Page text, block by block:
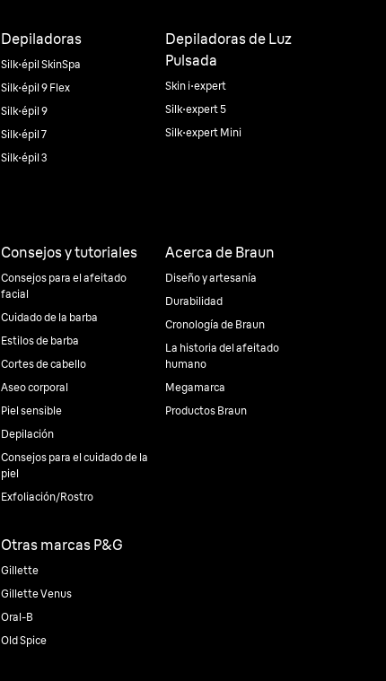
Depiladoras
Silk·épil SkinSpa
Silk·épil 9 Flex
Silk·épil 9
Silk·épil 7
Silk·épil 3
Depiladoras de Luz
Pulsada
Skin i·expert
Silk·expert 5
Silk·expert Mini
Consejos y tutoriales
Consejos para el afeitado
facial
Cuidado de la barba
Estilos de barba
Cortes de cabello
Aseo corporal
Piel sensible
Depilación
Consejos para el cuidado de la
piel
Exfoliación/Rostro
Acerca de Braun
Diseño y artesanía
Durabilidad
Cronología de Braun
La historia del afeitado
humano
Megamarca
Productos Braun
Otras marcas P&G
Gillette
Gillette Venus
Oral-B
Old Spice